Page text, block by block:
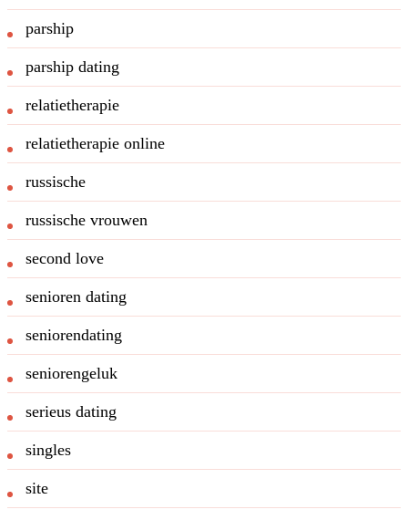
parship
parship dating
relatietherapie
relatietherapie online
russische
russische vrouwen
second love
senioren dating
seniorendating
seniorengeluk
serieus dating
singles
site